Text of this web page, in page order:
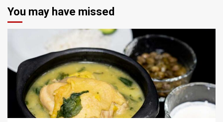
You may have missed